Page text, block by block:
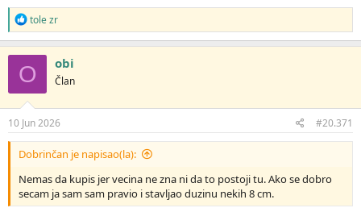
R
e
a
g
o
v
a
n
j
tole zr
O obi
Član
10 Jun 2026 #20.371
Dobrinčan je napisao(la):
Nemas da kupis jer vecina ne zna ni da to postoji tu. Ako se dobro
secam ja sam sam pravio i stavljao duzinu nekih 8 cm.